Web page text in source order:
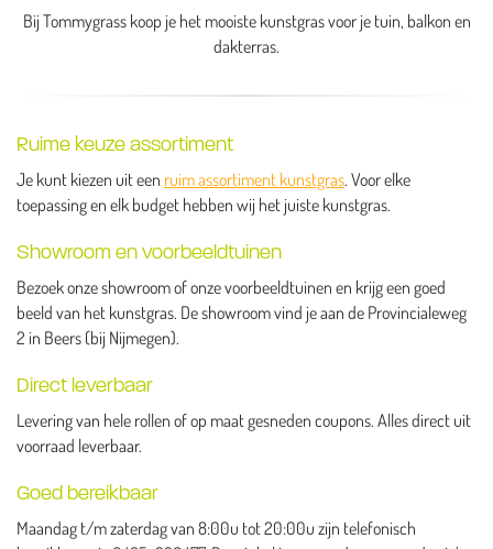
Bij Tommygrass koop je het mooiste kunstgras voor je tuin, balkon en
dakterras.
Ruime keuze assortiment
Je kunt kiezen uit een ruim assortiment kunstgras. Voor elke
toepassing en elk budget hebben wij het juiste kunstgras.
Showroom en voorbeeldtuinen
Bezoek onze showroom of onze voorbeeldtuinen en krijg een goed
beeld van het kunstgras. De showroom vind je aan de Provincialeweg
2 in Beers (bij Nijmegen).
Direct leverbaar
Levering van hele rollen of op maat gesneden coupons. Alles direct uit
voorraad leverbaar.
Goed bereikbaar
Maandag t/m zaterdag van 8:00u tot 20:00u zijn telefonisch